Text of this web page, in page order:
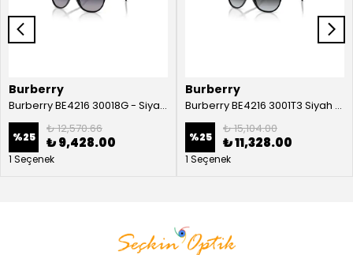
Burberry
Burberry BE4216 30018G - Siyah Kadın Güneş Gözlüğü
%25
₺ 12,570.66
₺ 9,428.00
1 Seçenek
Burberry
Burberry BE4216 3001T3 Siyah Kadın Güneş Gözlüğü
%25
₺ 15,104.00
₺ 11,328.00
1 Seçenek